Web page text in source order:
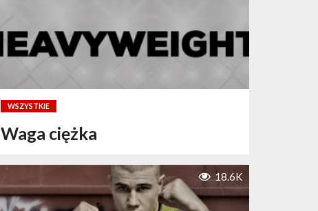
WSZYSTKIE
Waga ciężka
18.6K